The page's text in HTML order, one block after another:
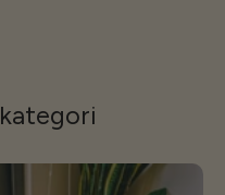
kategori